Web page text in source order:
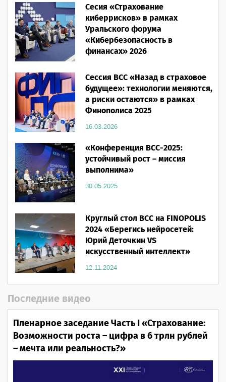
28.05.2026
Сесия «Страхование
киберрисков» в рамках
Уральского форума
«Кибербезопасность в
финансах» 2026
Сессия ВСС «Назад в страховое
будущее»: технологии меняются,
а риски остаются» в рамках
Финополиса 2025
16.03.2026
«Конференция ВСС-2025:
устойчивый рост – миссия
выполнима»
30.05.2025
Круглый стол ВСС на FINOPOLIS
2024 «Берегись нейросетей:
Юрий Деточкин VS
искусственный интеллект»
12.11.2024
Последние видео
Пленарное заседание Часть I «Страхование:
Возможности роста – цифра в 6 трлн рублей
– мечта или реальность?»